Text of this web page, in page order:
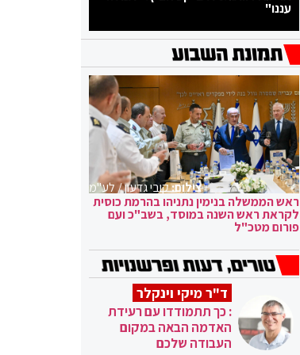
עננו"
צילום:קובי גדעון / לע"מ
ראש הממשלה בנימין נתניהו בהרמת כוסית
לקראת ראש השנה במוסד, בשב"כ ועם
פורום מטכ"ל
ד"ר מיקי וינקלר
: כך תתמודדו עם רעידת
האדמה הבאה במקום
העבודה שלכם